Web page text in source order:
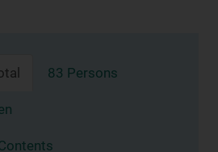
83 Persons